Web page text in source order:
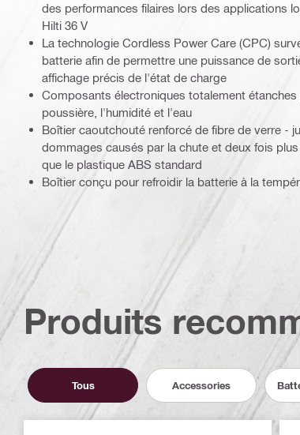
des performances filaires lors des applications
Hilti 36 V
La technologie Cordless Power Care (CPC)
batterie afin de permettre une puissance de
affichage précis de l'état de charge
Composants électroniques totalement
poussière, l'humidité et l'eau
Boîtier caoutchouté renforcé de fibre de verre -
dommages causés par la chute et deux fois
que le plastique ABS standard
Boîtier conçu pour refroidir la batterie à la
Produits
Tous Accessories